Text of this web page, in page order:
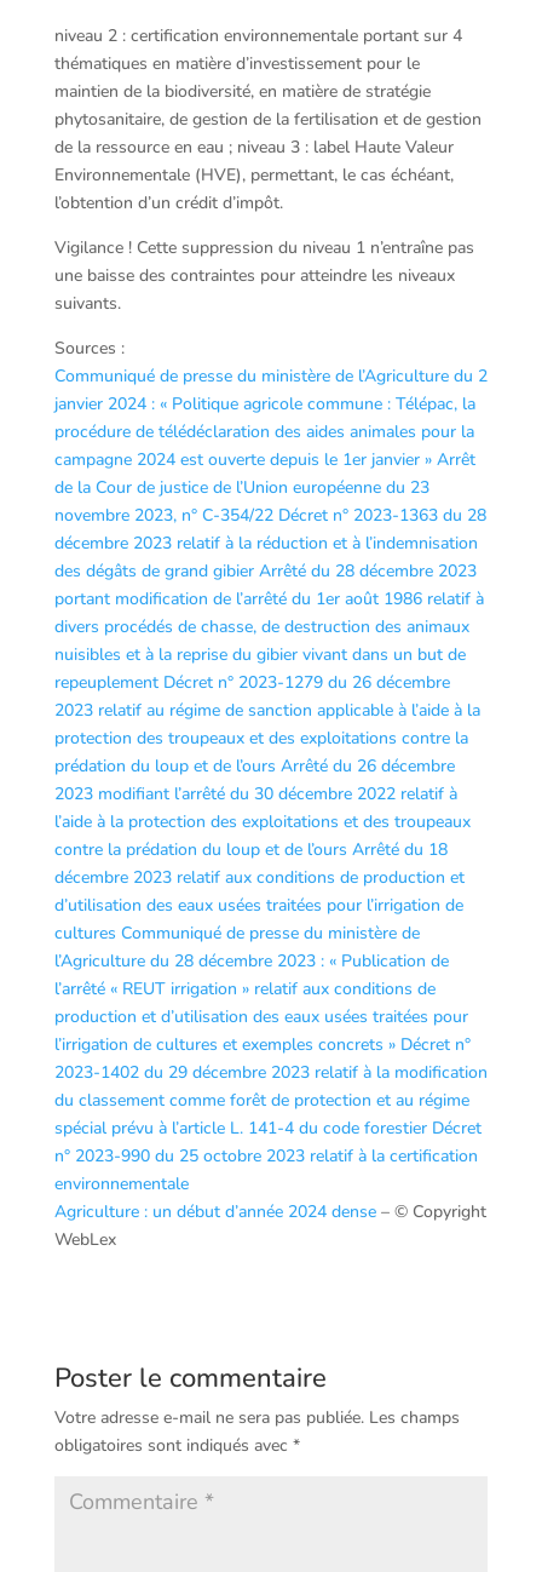
niveau 2 : certification environnementale portant sur 4
thématiques en matière d’investissement pour le
maintien de la biodiversité, en matière de stratégie
phytosanitaire, de gestion de la fertilisation et de gestion
de la ressource en eau ; niveau 3 : label Haute Valeur
Environnementale (HVE), permettant, le cas échéant,
l’obtention d’un crédit d’impôt.
Vigilance ! Cette suppression du niveau 1 n’entraîne pas
une baisse des contraintes pour atteindre les niveaux
suivants.
Sources :
Communiqué de presse du ministère de l’Agriculture du 2
janvier 2024 : « Politique agricole commune : Télépac, la
procédure de télédéclaration des aides animales pour la
campagne 2024 est ouverte depuis le 1er janvier » Arrêt
de la Cour de justice de l’Union européenne du 23
novembre 2023, n° C-354/22 Décret n° 2023-1363 du 28
décembre 2023 relatif à la réduction et à l’indemnisation
des dégâts de grand gibier Arrêté du 28 décembre 2023
portant modification de l’arrêté du 1er août 1986 relatif à
divers procédés de chasse, de destruction des animaux
nuisibles et à la reprise du gibier vivant dans un but de
repeuplement Décret n° 2023-1279 du 26 décembre
2023 relatif au régime de sanction applicable à l’aide à la
protection des troupeaux et des exploitations contre la
prédation du loup et de l’ours Arrêté du 26 décembre
2023 modifiant l’arrêté du 30 décembre 2022 relatif à
l’aide à la protection des exploitations et des troupeaux
contre la prédation du loup et de l’ours Arrêté du 18
décembre 2023 relatif aux conditions de production et
d’utilisation des eaux usées traitées pour l’irrigation de
cultures Communiqué de presse du ministère de
l’Agriculture du 28 décembre 2023 : « Publication de
l’arrêté « REUT irrigation » relatif aux conditions de
production et d’utilisation des eaux usées traitées pour
l’irrigation de cultures et exemples concrets » Décret n°
2023-1402 du 29 décembre 2023 relatif à la modification
du classement comme forêt de protection et au régime
spécial prévu à l’article L. 141-4 du code forestier Décret
n° 2023-990 du 25 octobre 2023 relatif à la certification
environnementale
Agriculture : un début d’année 2024 dense– © Copyright
WebLex
Poster le commentaire
Votre adresse e-mail ne sera pas publiée. Les champs
obligatoires sont indiqués avec *